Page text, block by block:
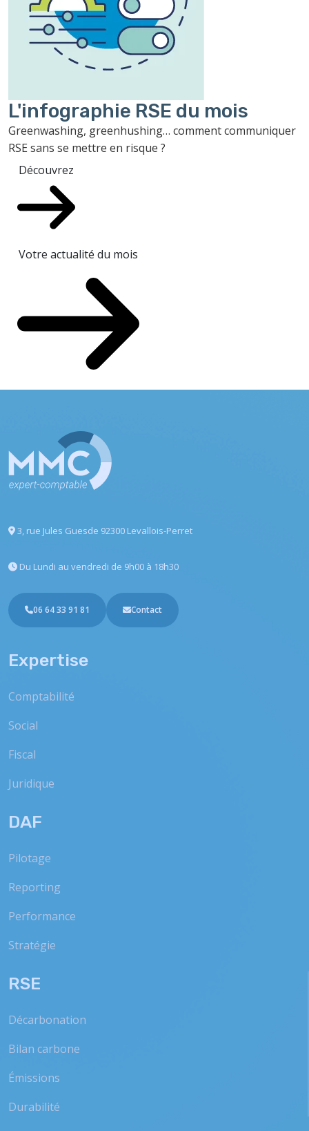
L'infographie RSE du mois
Greenwashing, greenhushing… comment communiquer
RSE sans se mettre en risque ?
Découvrez
Votre actualité du mois
3, rue Jules Guesde 92300 Levallois-Perret
Du Lundi au vendredi de 9h00 à 18h30
06 64 33 91 81 Contact
Expertise
Comptabilité
Social
Fiscal
Juridique
DAF
Pilotage
Reporting
Performance
Stratégie
RSE
Décarbonation
Bilan carbone
Émissions
Durabilité